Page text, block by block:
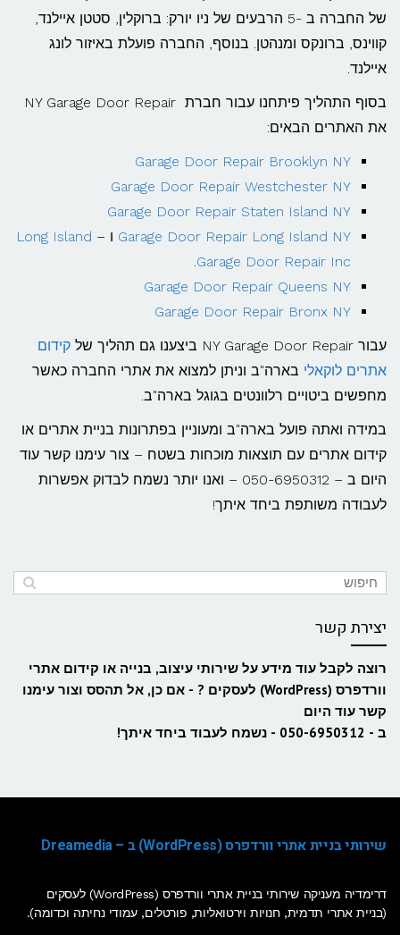
של החברה ב -5 הרבעים של ניו יורק: ברוקלין, סטטן איילנד,
קווינס, ברונקס ומנהטן. בנוסף, החברה פועלת באיזור לונג
איילנד.
בסוף התהליך פיתחנו עבור חברת NY Garage Door Repair
את האתרים הבאים:
Garage Door Repair Brooklyn NY
Garage Door Repair Westchester NY
Garage Door Repair Staten Island NY
Garage Door Repair Long Island NY ו – Long Island
Garage Door Repair Inc
Garage Door Repair Queens NY
Garage Door Repair Bronx NY
עבור NY Garage Door Repair ביצענו גם תהליך של
קידום
אתרים לוקאלי בארה"ב וניתן למצוא את אתרי החברה כאשר
מחפשים ביטויים רלוונטים בגוגל בארה"ב.
במידה ואתה פועל בארה"ב ומעוניין בפתרונות בניית אתרים או
קידום אתרים עם תוצאות מוכחות בשטח – צור עימנו קשר עוד
היום ב – 050-6950312 – ואנו יותר נשמח לבדוק אפשרות
לעבודה משותפת ביחד איתך!
יצירת קשר
רוצה לקבל עוד מידע על שירותי עיצוב, בנייה או קידום אתרי
וורדפרס (WordPress) לעסקים ? - אם כן, אל תהסס וצור עימנו
קשר עוד היום
ב - 050-6950312 - נשמח לעבוד ביחד איתך!
שירותי בניית אתרי וורדפרס (WordPress) ב – Dreamedia
דרימדיה מעניקה שירותי בניית אתרי וורדפרס (WordPress) לעסקים
(בניית אתרי תדמית, חנויות וירטואליות, פורטלים, עמודי נחיתה וכדומה).